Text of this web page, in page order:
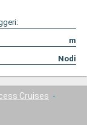
m
Nodi
Cruises